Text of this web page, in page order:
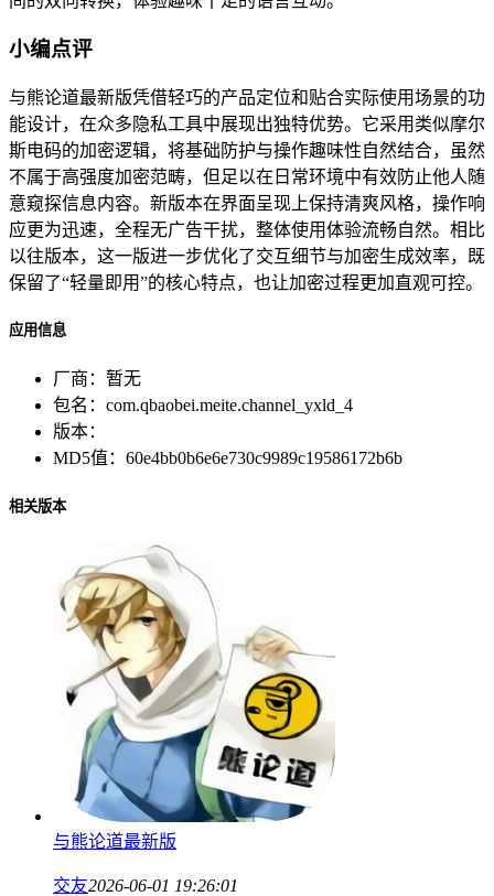
小编点评
与熊论道最新版凭借轻巧的产品定位和贴合实际使用场景的功
能设计，在众多隐私工具中展现出独特优势。它采用类似摩尔
斯电码的加密逻辑，将基础防护与操作趣味性自然结合，虽然
不属于高强度加密范畴，但足以在日常环境中有效防止他人随
意窥探信息内容。新版本在界面呈现上保持清爽风格，操作响
应更为迅速，全程无广告干扰，整体使用体验流畅自然。相比
以往版本，这一版进一步优化了交互细节与加密生成效率，既
保留了“轻量即用”的核心特点，也让加密过程更加直观可控。
应用信息
厂商： 暂无
包名： com.qbaobei.meite.channel_yxld_4
版本：
MD5值： 60e4bb0b6e6e730c9989c19586172b6b
相关版本
与熊论道最新版
交友2026-06-01 19:26:01